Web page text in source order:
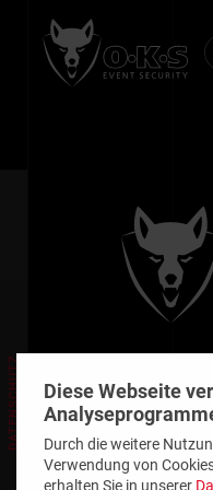
OKS GmbH
Bahnhofstraße 19
28857 Syke
DATENSCHUTZ
Diese Webseite
Durch die weitere
Verwendung von
erhalten Sie in unserer